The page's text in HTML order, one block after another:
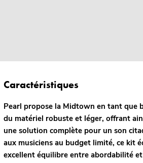
Caractéristiques
Pearl propose la Midtown en tant que
du matériel robuste et léger, offrant
une solution complète pour un son
aux musiciens au budget limité, ce kit
excellent équilibre entre abordabilité